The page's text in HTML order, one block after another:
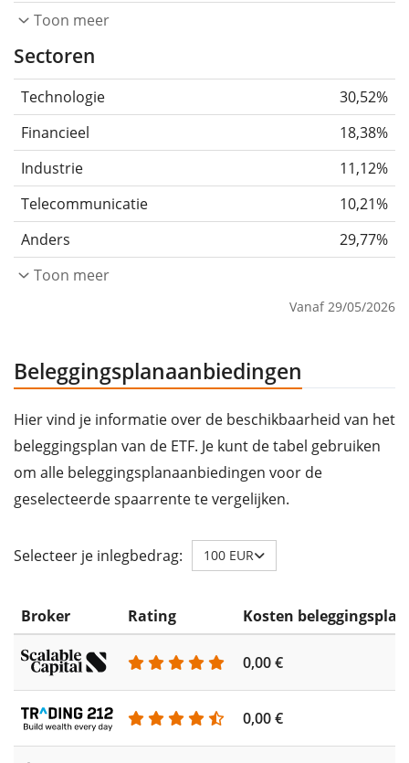
Toon meer
Sectoren
Technologie
30,52%
Financieel
18,38%
Industrie
11,12%
Telecommunicatie
10,21%
Anders
29,77%
Toon meer
Vanaf 29/05/2026
Beleggingsplanaanbiedingen
Hier vind je informatie over de beschikbaarheid van het
beleggingsplan van de ETF. Je kunt de tabel gebruiken
om alle beleggingsplanaanbiedingen voor de
geselecteerde spaarrente te vergelijken.
Selecteer je inlegbedrag: 100 EUR
Broker Rating Kosten beleggingsplan
0,00 €
0,00 €